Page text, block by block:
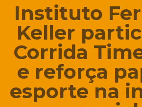
Instituto
Keller
Corrida
e reforça
esporte na